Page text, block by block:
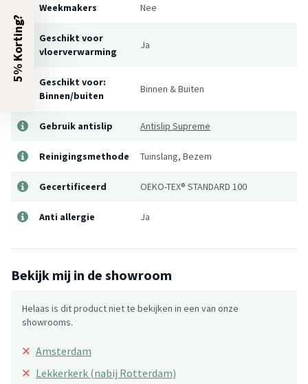
Weekmakers Nee
Geschikt voor
vloerverwarming
Ja
Geschikt voor:
Binnen/buiten
Binnen & Buiten
Gebruik antislip Antislip Supreme
Reinigingsmethode Tuinslang, Bezem
Gecertificeerd OEKO-TEX® STANDARD 100
Anti allergie Ja
Bekijk mij in de showroom
Helaas is dit product niet te bekijken in een van onze
showrooms.
× Amsterdam
× Lekkerkerk (nabij Rotterdam)
5% Korting?